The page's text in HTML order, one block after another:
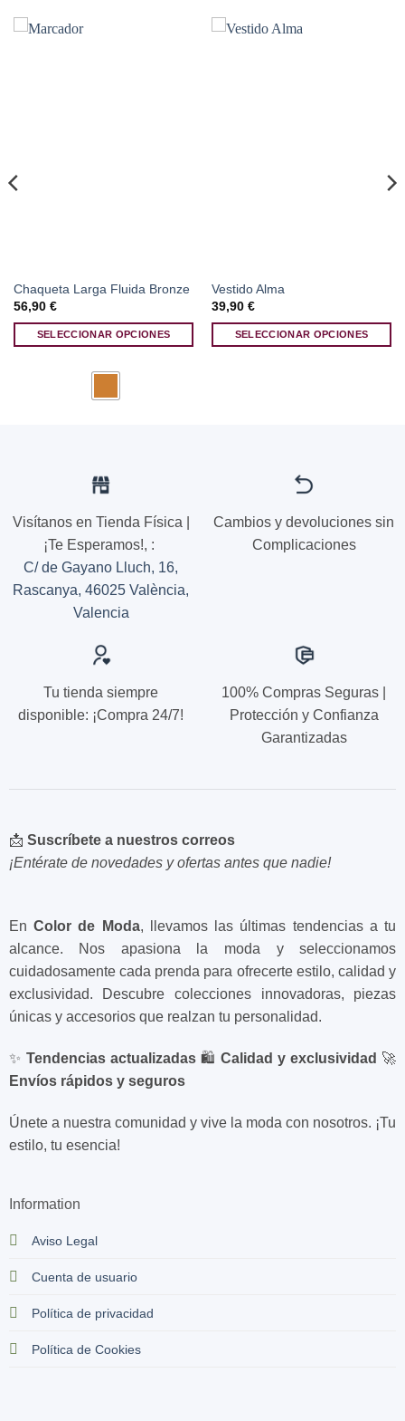
Chaqueta Larga Fluida Bronze
56,90 €
SELECCIONAR OPCIONES
elegir
página
Vestido Alma
39,90 €
SELECCIONAR OPCIONES
elegir
Visítanos en Tienda Física |
¡Te Esperamos!, :
C/ de Gayano Lluch, 16,
Rascanya, 46025 València,
Valencia
Cambios y devoluciones sin
Complicaciones
Tu tienda siempre
disponible: ¡Compra 24/7!
100% Compras Seguras |
Protección y Confianza
Garantizadas
EnColor de Moda, llevamos las últimas tendencias a tu
alcance. Nos apasiona la moda y seleccionamos
cuidadosamente cada prenda para ofrecerte estilo, calidad y
exclusividad. Descubre colecciones innovadoras, piezas
únicas y accesorios que realzan tu personalidad.
✨ Tendencias actualizadas🛍️Calidad y exclusividad 🚀
Envíos rápidos y seguros
Únete a nuestra comunidad y vive la moda con nosotros. ¡Tu
estilo, tu esencia!
Information
Aviso Legal
Cuenta de usuario
Política de privacidad
Política de Cookies
📩 Suscríbete a nuestros correos
¡Entérate de novedades y ofertas antes que nadie!